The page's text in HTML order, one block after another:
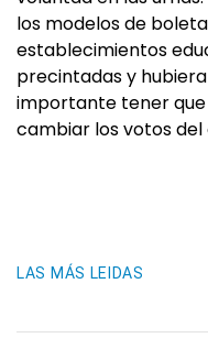
los modelos de
establecimientos
precintadas y
importante tener
cambiar los votos del
LAS MÁS LEIDAS